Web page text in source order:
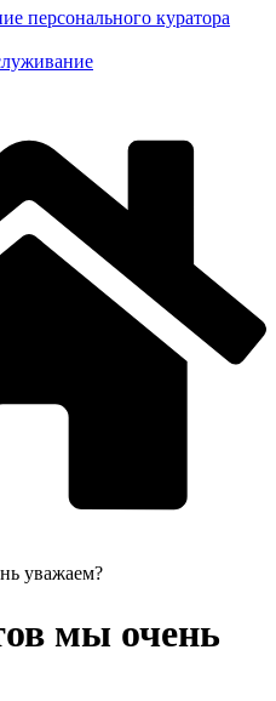
персонального куратора
уважаем?
мы очень